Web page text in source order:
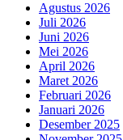
Agustus 2026
Juli 2026
Juni 2026
Mei 2026
April 2026
Maret 2026
Februari 2026
Januari 2026
Desember 2025